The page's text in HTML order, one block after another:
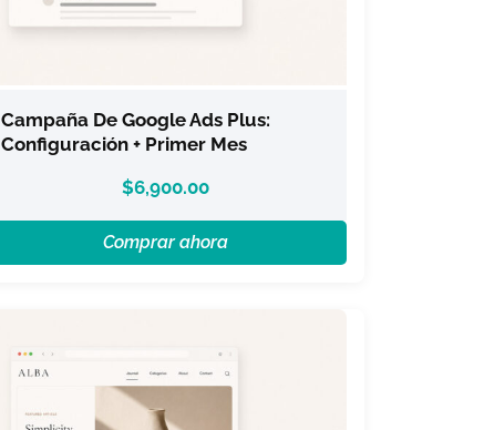
Campaña De Google Ads Plus:
Configuración + Primer Mes
$6,900.00
Comprar ahora